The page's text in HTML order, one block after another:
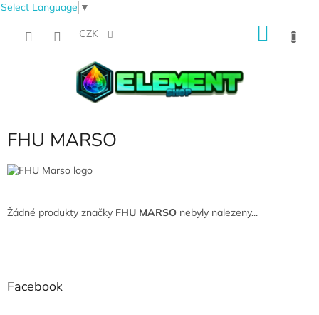
Select Language ▼
CZK
FHU MARSO
Žádné produkty značky FHU MARSO nebyly nalezeny...
Facebook